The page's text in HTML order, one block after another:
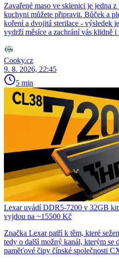
Zavařené maso ve sklenici je jedna
kuchyni můžete připravit. Bůček a
koření a dvojitá sterilace - výsledek
vydrží měsíce a zachrání vás klidně i
Cooky.cz
9. 8. 2026, 22:45
5 min
Lexar uvádí DDR5-7200 v 32GB
vyjdou na ~15500 Kč
Značka Lexar patří k těm, které
tedy o další možný kanál, kterým se
paměťové čipy čínské společnosti